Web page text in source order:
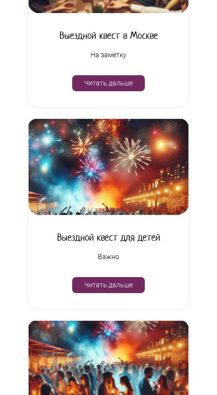
Выездной квест в Москве
На заметку
Читать дальше
Выездной квест для детей
Важно
Читать дальше